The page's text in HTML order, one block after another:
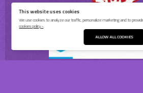
This website uses cookies
We use cookies to analyze our traffic, personalize marketing and to
cookies policy ›.
ALLOW ALL COOKIES